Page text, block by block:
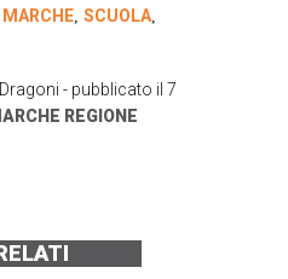
MARCHE SCUOLA
- pubblicato il 7
REGIONE